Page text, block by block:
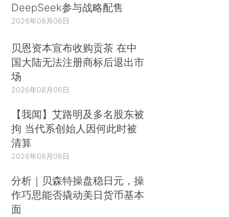
DeepSeek参与战略配售
2026年08月06日
贝恩资本宣布收购贡茶 在中
国大陆无法注册商标后退出市
场
2026年08月06日
【我闻】艾路明及多名股东被
拘 当代系创始人因何此时被
清算
2026年08月06日
分析｜贝森特操盘稳日元，操
作巧思能否撬动美日货币基本
面